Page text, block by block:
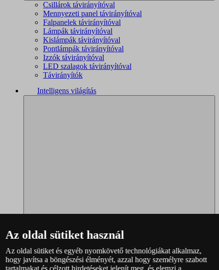
Csillárok távirányítóval
Mennyezeti panel távirányítóval
Falpanelek távirányítóval
Lámpák távirányítóval
Kislámpák távirányítóval
Pontlámpák távirányítóval
Izzók távirányítóval
LED szalagok távirányítóval
Távirányítók
Intelligens világítás
Philips Hue – teljes választék
Immax NEO - teljes választék
Az oldal sütiket használ
Az oldal sütiket és egyéb nyomkövető technológiákat alkalmaz,
hogy javítsa a böngészési élményét, azzal hogy személyre szabott
tartalmakat és célzott hirdetéseket jelenít meg, és elemzi a